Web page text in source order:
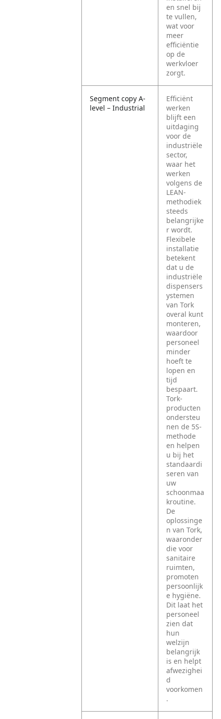
en snel bij
te vullen,
wat voor
meer
efficiëntie
op de
werkvloer
zorgt.
Segment copy A-
level – Industrial
Efficiënt
werken
blijft een
uitdaging
voor de
industriële
sector,
waar het
werken
volgens de
LEAN-
methodiek
steeds
belangrijke
r wordt.
Flexibele
installatie
betekent
dat u de
industriële
dispensers
ystemen
van Tork
overal kunt
monteren,
waardoor
personeel
minder
hoeft te
lopen en
tijd
bespaart.
Tork-
producten
ondersteu
nen de 5S-
methode
en helpen
u bij het
standaardi
seren van
uw
schoonmaa
kroutine.
De
oplossinge
n van Tork,
waaronder
die voor
sanitaire
ruimten,
promoten
persoonlijk
e hygiëne.
Dit laat het
personeel
zien dat
hun
welzijn
belangrijk
is en helpt
afwezighei
d
voorkomen
.